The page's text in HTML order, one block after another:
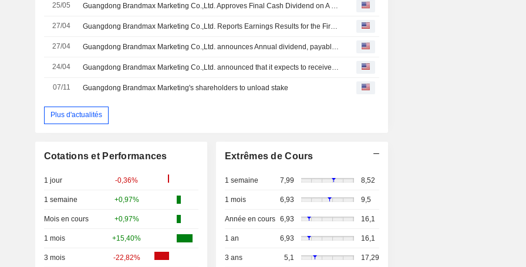
25/05
27/04
27/04
24/04
07/11 Guangdong Brandmax Marketing's shareholders to unload stake
Plus d'actualités
Cotations et Performances
1 jour -0,36%
1 semaine +0,97%
Mois en cours +0,97%
1 mois +15,40%
3 mois -22,82%
Extrêmes de Cours
1 semaine 7,99 8,52
1 mois 6,93 9,5
Année en cours 6,93 16,1
1 an 6,93 16,1
3 ans 5,1 17,29